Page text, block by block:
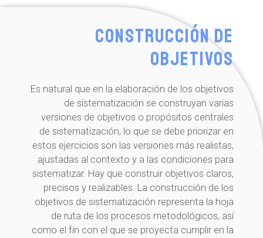
Construcción de
objetivos
Es natural que en la elaboración de los objetivos
de sistematización se construyan varias
versiones de objetivos o propósitos centrales
de sistematización, lo que se debe priorizar en
estos ejercicios son las versiones más realistas,
ajustadas al contexto y a las condiciones para
sistematizar. Hay que construir objetivos claros,
precisos y realizables. La construcción de los
objetivos de sistematización representa la hoja
de ruta de los procesos metodológicos, así
como el fín con el que se proyecta cumplir en la